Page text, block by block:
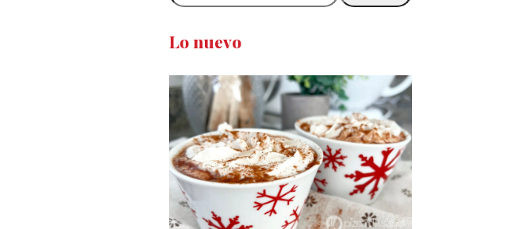
Lo nuevo